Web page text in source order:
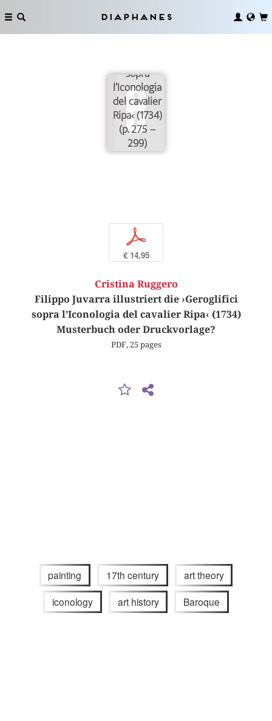
Diaphanes
Juvarra
illustriert
sopra
l’Iconologia
del cavalier
Ripa‹ (1734)
(p. 275 –
299)
p
€ 14,95
Cristina Ruggero
Filippo Juvarra illustriert die ›Geroglifici
sopra l’Iconologia del cavalier Ripa‹ (1734)
Musterbuch oder Druckvorlage?
PDF, 25 pages
painting 17th century art theory
iconology art history Baroque